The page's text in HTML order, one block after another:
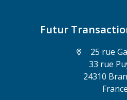
Futur
25 rue
33 rue
24310
France